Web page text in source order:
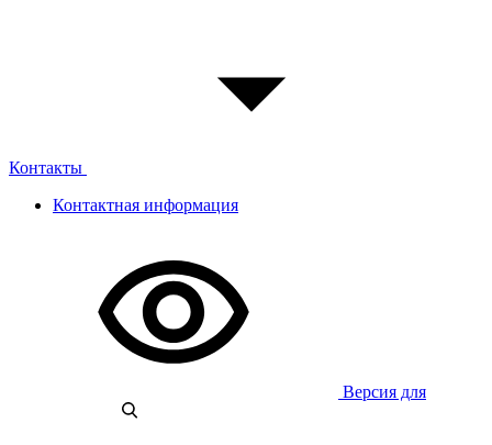
Контакты
Контактная информация
Версия для